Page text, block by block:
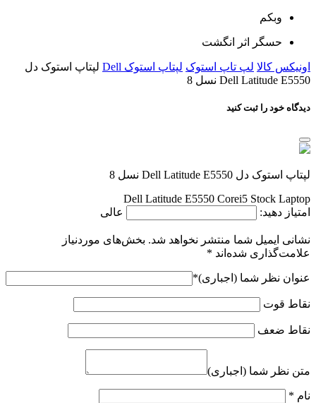
وبکم
حسگر اثر انگشت
اونیکس کالا لپ تاپ استوک لپتاپ استوک Dell
لپتاپ استوک دل
Dell Latitude E5550 نسل 8
دیدگاه خود را ثبت کنید
لپتاپ استوک دل Dell Latitude E5550 نسل 8
Dell Latitude E5550 Corei5 Stock Laptop
امتیاز دهید:
عالی
نشانی ایمیل شما منتشر نخواهد شد. بخش‌های موردنیاز
علامت‌گذاری شده‌اند *
عنوان نظر شما (اجباری)*
نقاط قوت
نقاط ضعف
متن نظر شما (اجباری)
نام *